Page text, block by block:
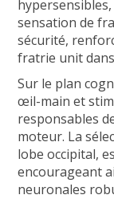
sensation de
sécurité,
fratrie unit dans
Sur le plan
œil-main et
responsables
moteur. La
lobe occipital,
encourageant
neuronales